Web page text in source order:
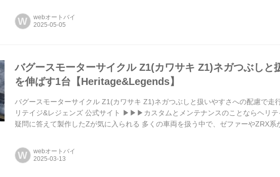
W webオートバイ
バグースモーターサイクル Z1(カワサキ Z1)ネガつぶしと
を伸ばす1台【Heritage&Legends】
バグースモーターサイクル Z1(カワサキ Z1)ネガつぶしと扱いやすさへの配慮で走
リテイジ&レジェンズ 公式サイト ▶▶▶カスタムとメンテナンスのことならヘリ
疑問に答えて製作したZが気に入られる 多くの車両を扱う中で、ゼファーやZRX
W webオートバイ